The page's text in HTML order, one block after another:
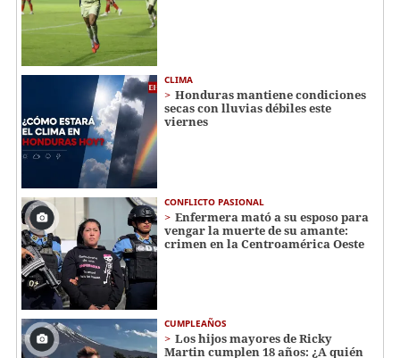
CLIMA
Honduras mantiene condiciones
secas con lluvias débiles este
viernes
CONFLICTO PASIONAL
Enfermera mató a su esposo para
vengar la muerte de su amante:
crimen en la Centroamérica Oeste
CUMPLEAÑOS
Los hijos mayores de Ricky
Martin cumplen 18 años: ¿A quién